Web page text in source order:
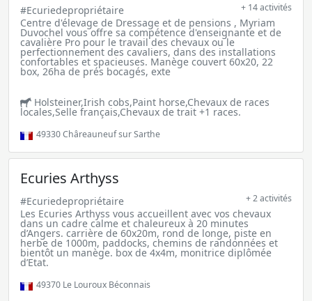
#Ecuriedepropriétaire + 14 activités
Centre d'élevage de Dressage et de pensions , Myriam
Duvochel vous offre sa compétence d'enseignante et de
cavalière Pro pour le travail des chevaux ou le
perfectionnement des cavaliers, dans des installations
confortables et spacieuses. Manège couvert 60x20, 22
box, 26ha de prés bocagés, exte
Holsteiner,Irish cobs,Paint horse,Chevaux de races
locales,Selle français,Chevaux de trait +1 races.
49330Châreauneuf sur Sarthe
Ecuries Arthyss
#Ecuriedepropriétaire + 2 activités
Les Ecuries Arthyss vous accueillent avec vos chevaux
dans un cadre calme et chaleureux à 20 minutes
d’Angers. carrière de 60x20m, rond de longe, piste en
herbe de 1000m, paddocks, chemins de randonnées et
bientôt un manège. box de 4x4m, monitrice diplômée
d’Etat.
49370 Le Louroux Béconnais